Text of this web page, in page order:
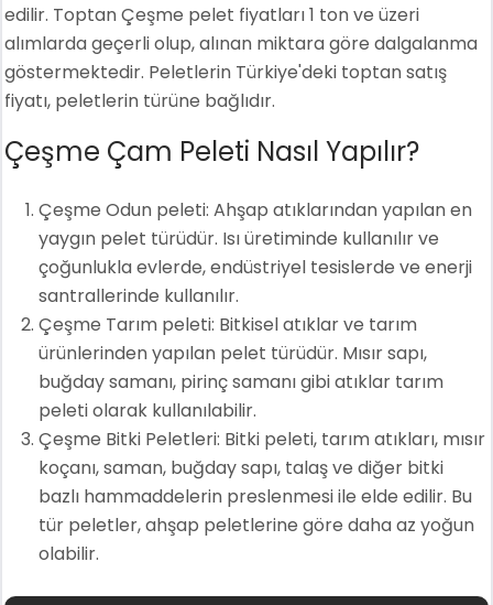
edilir. Toptan Çeşme pelet fiyatları 1 ton ve üzeri
alımlarda geçerli olup, alınan miktara göre dalgalanma
göstermektedir. Peletlerin Türkiye'deki toptan satış
fiyatı, peletlerin türüne bağlıdır.
Çeşme Çam Peleti Nasıl Yapılır?
Çeşme Odun peleti: Ahşap atıklarından yapılan en
yaygın pelet türüdür. Isı üretiminde kullanılır ve
çoğunlukla evlerde, endüstriyel tesislerde ve enerji
santrallerinde kullanılır.
Çeşme Tarım peleti: Bitkisel atıklar ve tarım
ürünlerinden yapılan pelet türüdür. Mısır sapı,
buğday samanı, pirinç samanı gibi atıklar tarım
peleti olarak kullanılabilir.
Çeşme Bitki Peletleri: Bitki peleti, tarım atıkları, mısır
koçanı, saman, buğday sapı, talaş ve diğer bitki
bazlı hammaddelerin preslenmesi ile elde edilir. Bu
tür peletler, ahşap peletlerine göre daha az yoğun
olabilir.